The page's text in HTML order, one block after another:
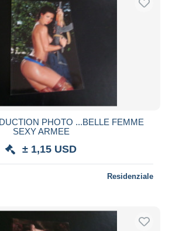
Aggiorna
PHOTO ...BELLE FEMME
SEXY ARMEE
± 1,15 USD
Residenziale